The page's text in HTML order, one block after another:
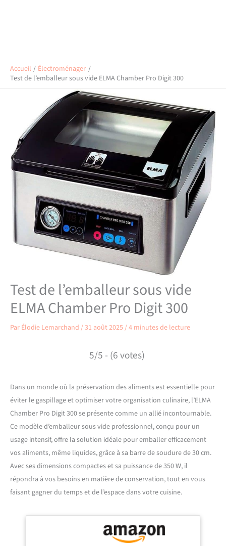
Accueil
Électroménager
Test de l’emballeur sous vide ELMA Chamber Pro Digit 300
Test de l’emballeur sous vide
ELMA Chamber Pro Digit 300
Par Élodie Lemarchand /31 août 2025/4 minutes de lecture
5/5 - (6 votes)
Dans un monde où la préservation des aliments est essentielle pour
éviter le gaspillage et optimiser votre organisation culinaire, l’ELMA
Chamber Pro Digit 300 se présente comme un allié incontournable.
Ce modèle d’emballeur sous vide professionnel, conçu pour un
usage intensif, offre la solution idéale pour emballer efficacement
vos aliments, même liquides, grâce à sa barre de soudure de 30 cm.
Avec ses dimensions compactes et sa puissance de 350 W, il
répondra à vos besoins en matière de conservation, tout en vous
faisant gagner du temps et de l’espace dans votre cuisine.